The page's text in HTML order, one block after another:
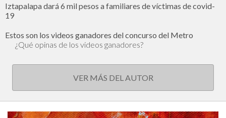
Iztapalapa dará 6 mil pesos a familiares de víctimas de covid-
19
Estos son los videos ganadores del concurso del Metro
¿Qué opinas de los videos ganadores?
VER MÁS DEL AUTOR